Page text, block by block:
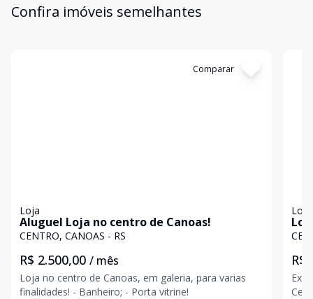
Confira imóveis semelhantes
Comparar
Loja
Aluguel Loja no centro de Canoas!
CENTRO, CANOAS - RS
R$ 2.500,00 / mês
Loja no centro de Canoas, em galeria, para varias
finalidades! - Banheiro; - Porta vitrine!
Loja
R$